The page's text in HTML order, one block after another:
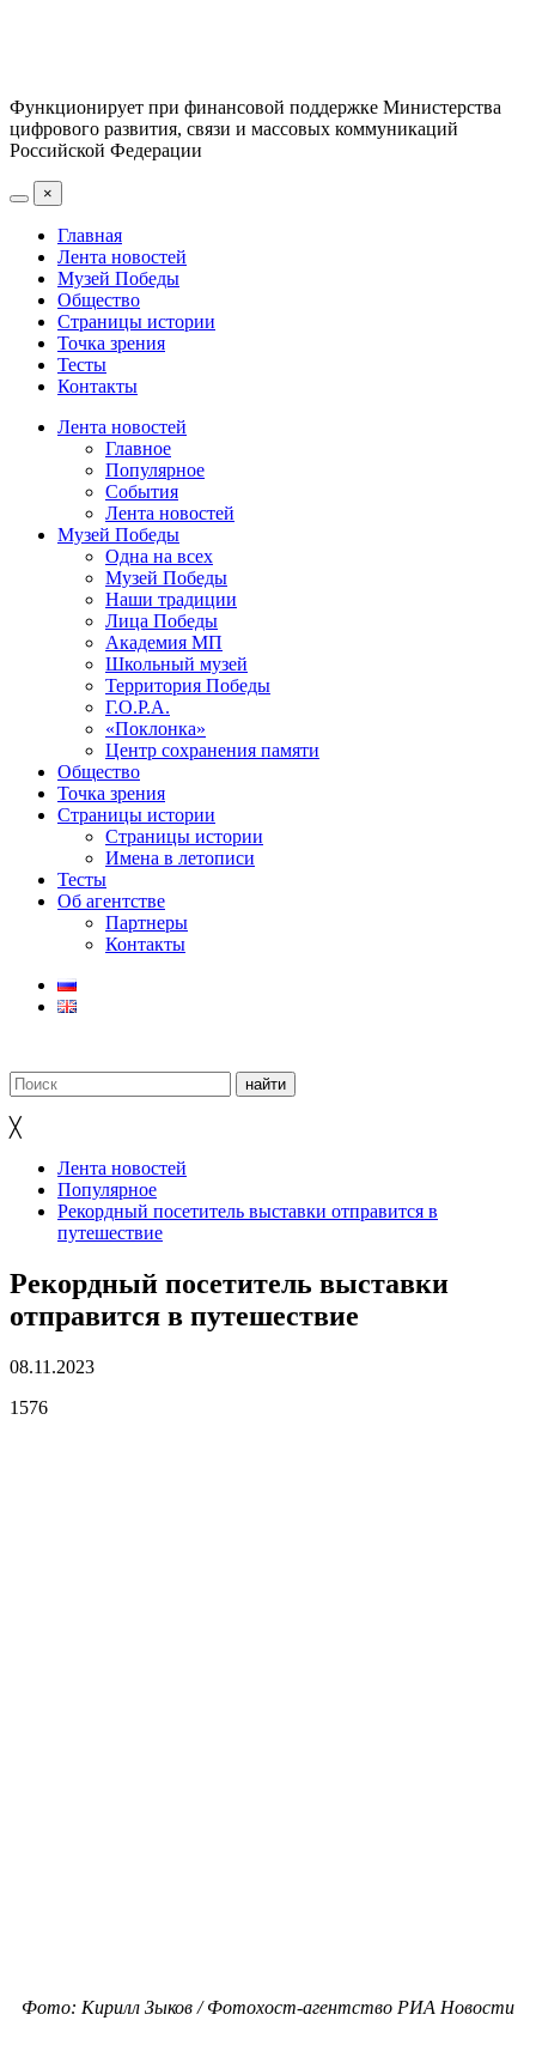
Функционирует при финансовой поддержке Министерства
цифрового развития, связи и массовых коммуникаций
Российской Федерации
×
Главная
Лента новостей
Музей Победы
Общество
Страницы истории
Точка зрения
Тесты
Контакты
Лента новостей
Главное
Популярное
События
Лента новостей
Музей Победы
Одна на всех
Музей Победы
Наши традиции
Лица Победы
Академия МП
Школьный музей
Территория Победы
Г.О.Р.А.
«Поклонка»
Центр сохранения памяти
Общество
Точка зрения
Страницы истории
Страницы истории
Имена в летописи
Тесты
Об агентстве
Партнеры
Контакты
╳
Лента новостей
Популярное
Рекордный посетитель выставки отправится в
путешествие
Рекордный посетитель выставки
отправится в путешествие
08.11.2023
1576
Фото: Кирилл Зыков / Фотохост-агентство РИА Новости